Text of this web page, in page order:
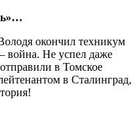
окончил техникум
война. Не успел даже
в Томское
в Сталинград,